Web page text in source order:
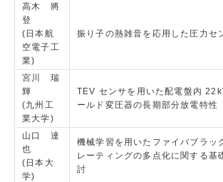
高木 將
登
(日本航
空電子工
業)
振り子の熱雑音を応用した圧力セ
宮川 瑞
輝
(九州工
業大学)
TEV センサを用いた配電盤内
ールド変圧器の長期部分放電特性
山口 達
也
(日本大
学)
機械学習を用いたファイバブラッ
レーティングの多点化に関する基
討